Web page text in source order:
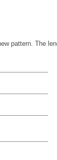
pattern. The